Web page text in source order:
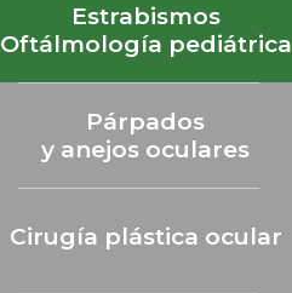
Estrabismos
Oftálmología pediátrica
Párpados
y anejos oculares
Cirugía plástica ocular